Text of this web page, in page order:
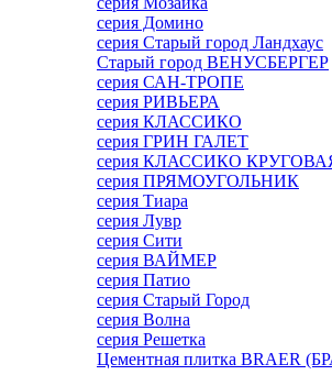
серия Домино
серия Старый город Ландхаус
Старый город ВЕНУСБЕРГЕР
серия САН-ТРОПЕ
серия РИВЬЕРА
серия КЛАССИКО
серия ГРИН ГАЛЕТ
серия КЛАССИКО
серия ПРЯМОУГОЛЬНИК
серия Тиара
серия Лувр
серия Сити
серия ВАЙМЕР
серия Патио
серия Старый Город
серия Волна
серия Решетка
Цементная плитка BRAER